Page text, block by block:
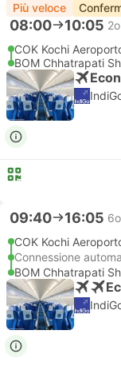
Più veloce
08:00 10:05
COK Kochi
BOM Chhatrapati
09:40 16:05
COK Kochi
Connessione
BOM Chhatrapati